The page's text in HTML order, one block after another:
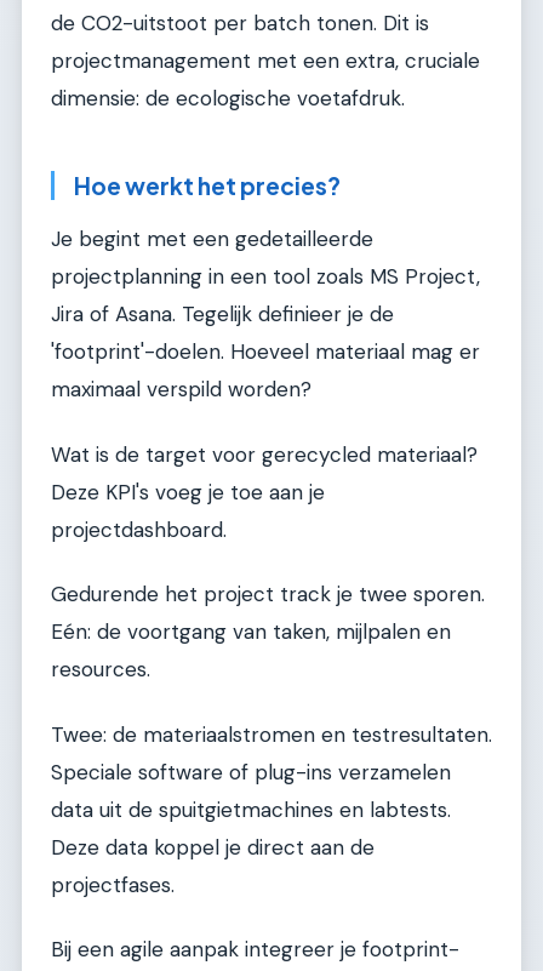
de CO2-uitstoot per batch tonen. Dit is
projectmanagement met een extra, cruciale
dimensie: de ecologische voetafdruk.
Hoe werkt het precies?
Je begint met een gedetailleerde
projectplanning in een tool zoals MS Project,
Jira of Asana. Tegelijk definieer je de
'footprint'-doelen. Hoeveel materiaal mag er
maximaal verspild worden?
Wat is de target voor gerecycled materiaal?
Deze KPI's voeg je toe aan je
projectdashboard.
Gedurende het project track je twee sporen.
Eén: de voortgang van taken, mijlpalen en
resources.
Twee: de materiaalstromen en testresultaten.
Speciale software of plug-ins verzamelen
data uit de spuitgietmachines en labtests.
Deze data koppel je direct aan de
projectfases.
Bij een agile aanpak integreer je footprint-